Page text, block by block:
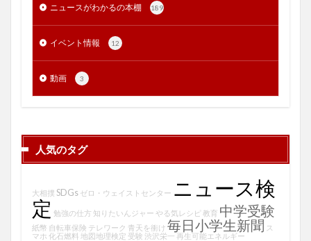
ニュースがわかるの本棚 189
イベント情報 12
動画 3
人気のタグ
大相撲 SDGs ゼロ・ウェイストセンター ニュース検
定 勉強の仕方 知りたいんジャー やる気レシピ 教育 中学受験
紙幣 自転車保険 テレワーク 青天を衝け 毎日小学生新聞 ス
マホ 化石燃料 地図地理検定 受験 渋沢栄一再生可能エネルギー